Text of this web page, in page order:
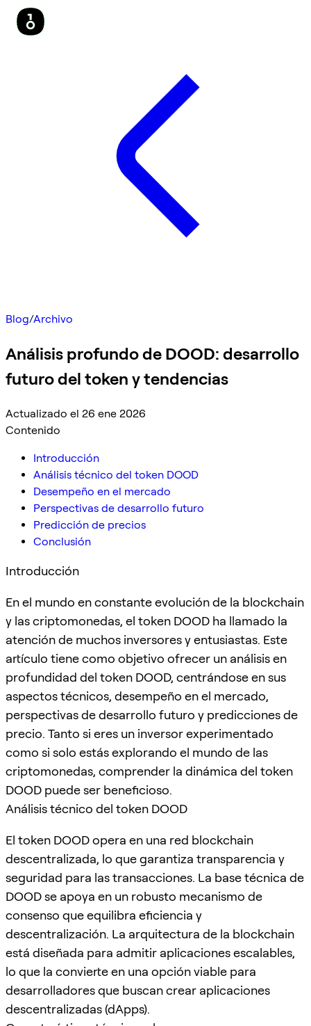
Blog/Archivo
Análisis profundo de DOOD: desarrollo
futuro del token y tendencias
Actualizado el 26 ene 2026
Contenido
Introducción
Análisis técnico del token DOOD
Desempeño en el mercado
Perspectivas de desarrollo futuro
Predicción de precios
Conclusión
Introducción
En el mundo en constante evolución de la blockchain
y las criptomonedas, el token DOOD ha llamado la
atención de muchos inversores y entusiastas. Este
artículo tiene como objetivo ofrecer un análisis en
profundidad del token DOOD, centrándose en sus
aspectos técnicos, desempeño en el mercado,
perspectivas de desarrollo futuro y predicciones de
precio. Tanto si eres un inversor experimentado
como si solo estás explorando el mundo de las
criptomonedas, comprender la dinámica del token
DOOD puede ser beneficioso.
Análisis técnico del token DOOD
El token DOOD opera en una red blockchain
descentralizada, lo que garantiza transparencia y
seguridad para las transacciones. La base técnica de
DOOD se apoya en un robusto mecanismo de
consenso que equilibra eficiencia y
descentralización. La arquitectura de la blockchain
está diseñada para admitir aplicaciones escalables,
lo que la convierte en una opción viable para
desarrolladores que buscan crear aplicaciones
descentralizadas (dApps).